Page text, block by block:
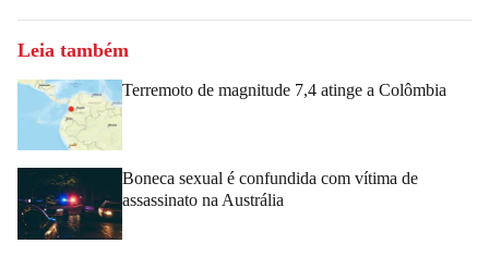
Leia também
Terremoto de magnitude 7,4 atinge a Colômbia
Boneca sexual é confundida com vítima de
assassinato na Austrália